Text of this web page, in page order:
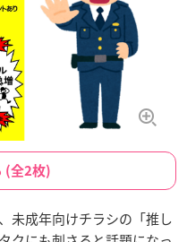
(全2枚)
未成年向けチラシの「推し